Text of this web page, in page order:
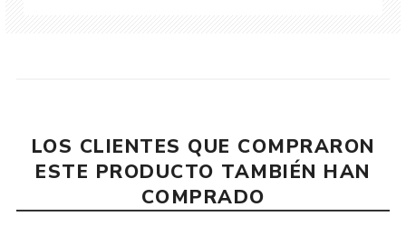
LOS CLIENTES QUE COMPRARON
ESTE PRODUCTO TAMBIÉN HAN
COMPRADO